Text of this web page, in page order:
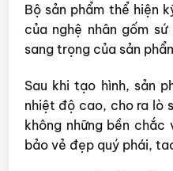
Bộ sản phẩm thể hiện
của nghệ nhân gốm
sang trọng của sản
Sau khi tạo hình, sản
nhiệt độ cao, cho ra lò
không những bền chắc
bảo vẻ đẹp quý phái,